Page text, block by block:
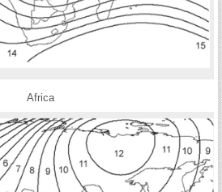
Africa